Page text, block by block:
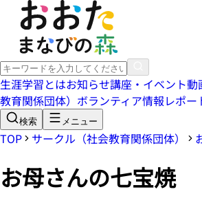
生涯学習とはお知らせ講座・イベント動
教育関係団体） ボランティア情報レポー
検索 メニュー
TOP サークル（社会教育関係団体）
お母さんの七宝焼